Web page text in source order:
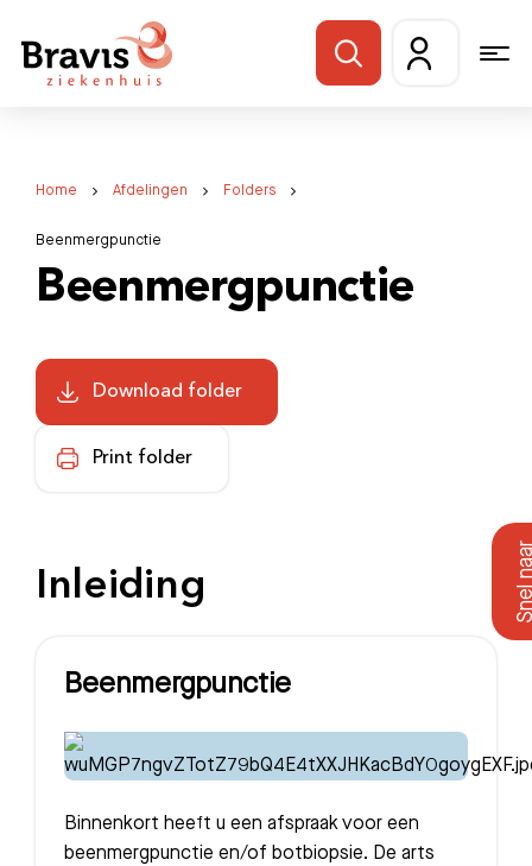
Home Afdelingen Folders
Beenmergpunctie
Beenmergpunctie
Download folder
Print folder
Inleiding
Beenmergpunctie
Binnenkort heeft u een afspraak voor een
beenmergpunctie en/of botbiopsie. De arts